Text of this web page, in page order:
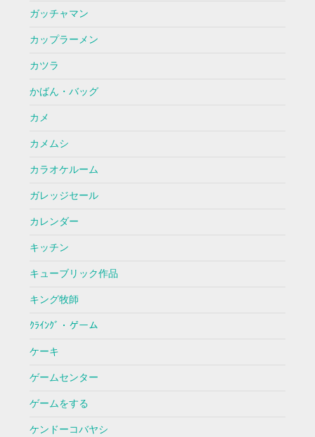
ガッチャマン
カップラーメン
カツラ
かばん・バッグ
カメ
カメムシ
カラオケルーム
ガレッジセール
カレンダー
キッチン
キューブリック作品
キング牧師
ｸﾗｲﾝｸﾞ・ゲーム
ケーキ
ゲームセンター
ゲームをする
ケンドーコバヤシ